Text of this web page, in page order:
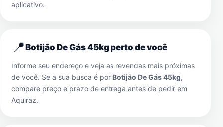
aplicativo.
📍Botijão De Gás 45kg perto de você
Informe seu endereço e veja as revendas mais próximas
de você. Se a sua busca é por Botijão De Gás 45kg,
compare preço e prazo de entrega antes de pedir em
Aquiraz.